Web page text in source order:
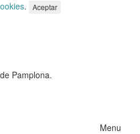
. Aceptar
Pamplona.
Menu